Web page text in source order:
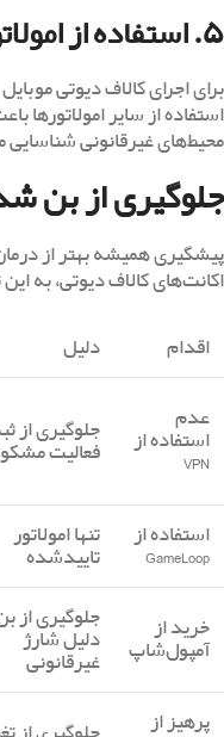
۵. استفاده از امولاتورهای غیرمجاز
استفاده از سایر امولاتورها
محیط‌های غیرقانونی
جلوگیری از بن
پیشگیری همیشه بهتر از
اکانت‌های کالاف دیوتی، به
اقدام دلیل
عدم
استفاده از
VPN
جلوگیری از
فعالیت
استفاده از
GameLoop
تنها امولاتور
تاییدشده
خرید از
آمپول‌شاپ
جلوگیری از
دلیل شارژ
غیرقانونی
پرهیز از